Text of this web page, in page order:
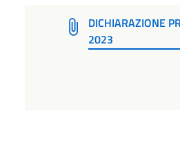
DICHIARAZIONE
2023